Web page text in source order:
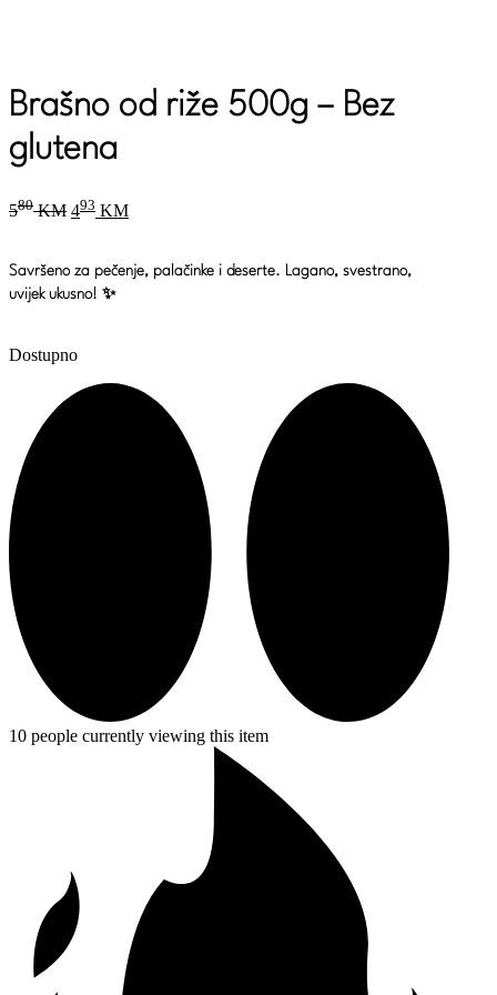
Brašno od riže 500g – Bez
glutena
580 KM Original
price
580 KM.
493 KMCurrent
price
493 KM.
Savršeno za pečenje, palačinke i deserte. Lagano, svestrano,
uvijek ukusno! ✨
Dostupno
10 people currently viewing this item